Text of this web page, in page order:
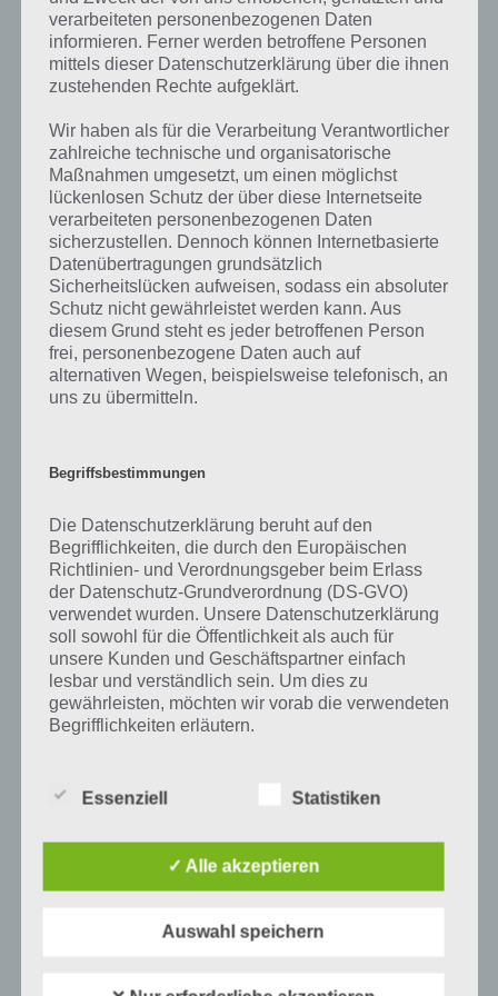
Wenn die Lösung, die wir dir oben Das hat in der Mitte ein Loch
vorgestellt haben, nicht mehr aktuell sein sollte oder ein Wort in der
Lösung von 94 Prozent fehlt, so teile uns die korrekten Lösungen
aktuellen Antworten auf die zahlreichen Fragen und Sachverhalte in
der App geben. Da die Entwickler die Lösungen immer mal wieder
verändern.
Darum geht es bei 94%
Was ist 94%? In der App 94% musst du auf Basis eines Bildes oder
einer Aussage die Antworten herausfinden, die von anderen Spielern
am häufigsten genannt worden sind. Nur so kannst du das nächste
Level freischalten. Zusammenaddiert ergeben alle Antworten 94
Prozent, wovon die App ihren Namen hat. Entsprechend ist 94
und iTunes App Store.
Auf WhatsApp teilen Teilen auf Facebook
Tweet auf Twitter
Mehr Artikel hier auf Touchportal
verarbeiteten personenbezogenen Daten
informieren. Ferner werden betroffene Personen
mittels dieser Datenschutzerklärung über die ihnen
zustehenden Rechte aufgeklärt.
Wir haben als für die Verarbeitung Verantwortlicher
zahlreiche technische und organisatorische
Maßnahmen umgesetzt, um einen möglichst
lückenlosen Schutz der über diese Internetseite
verarbeiteten personenbezogenen Daten
sicherzustellen. Dennoch können Internetbasierte
Datenübertragungen grundsätzlich
Sicherheitslücken aufweisen, sodass ein absoluter
Schutz nicht gewährleistet werden kann. Aus
diesem Grund steht es jeder betroffenen Person
frei, personenbezogene Daten auch auf
alternativen Wegen, beispielsweise telefonisch, an
uns zu übermitteln.
Begriffsbestimmungen
Die Datenschutzerklärung beruht auf den
Begrifflichkeiten, die durch den Europäischen
Richtlinien- und Verordnungsgeber beim Erlass
der Datenschutz-Grundverordnung (DS-GVO)
verwendet wurden. Unsere Datenschutzerklärung
soll sowohl für die Öffentlichkeit als auch für
unsere Kunden und Geschäftspartner einfach
lesbar und verständlich sein. Um dies zu
gewährleisten, möchten wir vorab die verwendeten
Begrifflichkeiten erläutern.
unter anderem die folgenden Begriffe:
a) personenbezogene Daten
Personenbezogene Daten sind alle
Informationen, die sich auf eine identifizierte
Folgenden „betroffene Person") beziehen.
Essenziell Statistiken
✓ Alle akzeptieren
Auswahl speichern